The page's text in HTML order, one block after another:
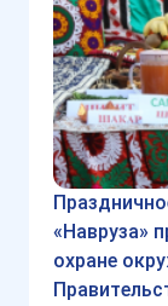
«Навруза»
охране